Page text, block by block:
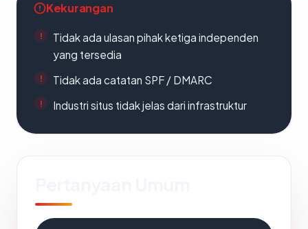
Kekurangan
Tidak ada ulasan pihak ketiga independen
yang tersedia
Tidak ada catatan SPF / DMARC
Industri situs tidak jelas dari infrastruktur